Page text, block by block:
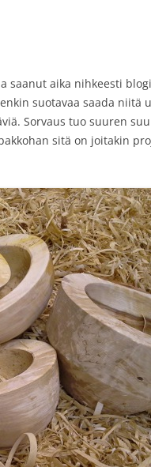
saanut aika nihkeesti
suotavaa saada niitä
Sorvaus tuo suuren
sitä on joitakin